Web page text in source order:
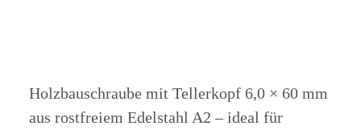
Holzbauschraube mit Tellerkopf 6,0 × 60 mm
aus rostfreiem Edelstahl A2 – ideal für